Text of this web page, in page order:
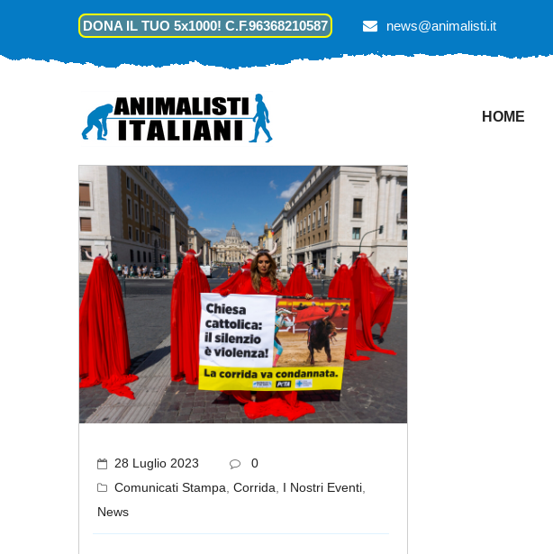
DONA IL TUO 5x1000! C.F.96368210587 news@animalisti.it
HOME
28 Luglio 2023
0
Comunicati Stampa Corrida I Nostri Eventi
News